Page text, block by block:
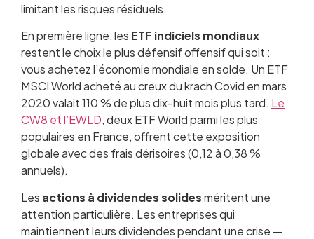
limitant les risques résiduels.
En première ligne, les ETF indiciels mondiaux
restent le choix le plus défensif offensif qui soit :
vous achetez l’économie mondiale en solde. Un ETF
MSCI World acheté au creux du krach Covid en mars
2020 valait 110 % de plus dix-huit mois plus tard. Le
CW8 et l’EWLD, deux ETF World parmi les plus
populaires en France, offrent cette exposition
globale avec des frais dérisoires (0,12 à 0,38 %
annuels).
Les actions à dividendes solidesméritent une
attention particulière. Les entreprises qui
maintiennent leurs dividendes pendant une crise —